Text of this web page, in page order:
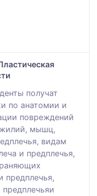
получат
по анатомии и
повреждений
мышц,
видам
и предплечья,
предплечья,